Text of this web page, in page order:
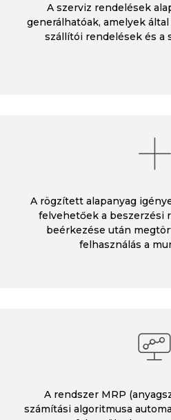
A szerviz rendelések
generálhatóak, amelyek
szállítói rendelések és a
A rögzített alapanyag
felvehetőek a beszerzési
beérkezése után
felhasználás a
A rendszer MRP
számítási algoritmusa